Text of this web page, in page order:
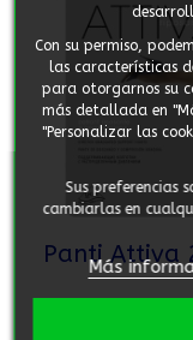
Con su permiso,
las características
para otorgarnos su
más detallada en
"Personalizar las
Sus preferencias
cambiarlas en
Más
Panti Attiva